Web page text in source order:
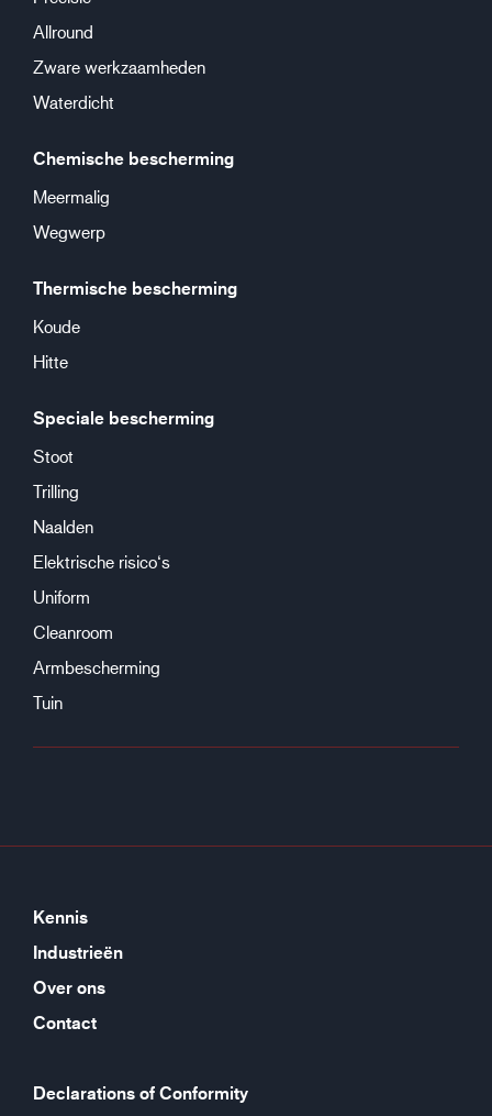
Allround
Zware werkzaamheden
Waterdicht
Chemische bescherming
Meermalig
Wegwerp
Thermische bescherming
Koude
Hitte
Speciale bescherming
Stoot
Trilling
Naalden
Elektrische risico‘s
Uniform
Cleanroom
Armbescherming
Tuin
Kennis
Industrieën
Over ons
Contact
Declarations of Conformity